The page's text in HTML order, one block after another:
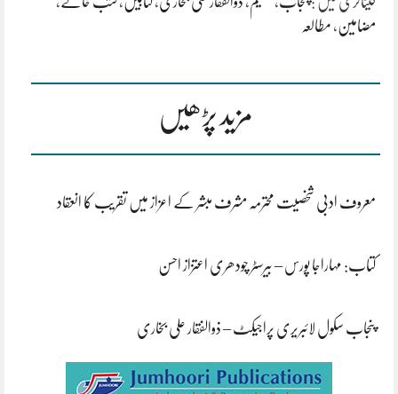
مضامین ، مطالعہ
مزید پڑھیں
معروف ادبی شخصیت محترمہ مشرف مبشر کے اعزاز میں تقریب کا انعقاد
کتاب: مہاراجا پورس – بیرسٹر چودھری اعتزاز احسن
پنجاب سکول لائبریری پراجیکٹ – ذوالفقار علی بخاری